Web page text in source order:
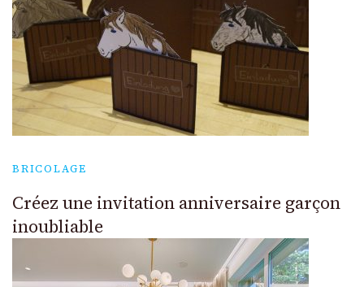
BRICOLAGE
Créez une invitation anniversaire garçon
inoubliable